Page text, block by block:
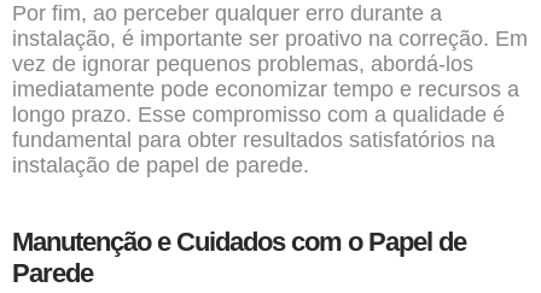
Por fim, ao perceber qualquer erro durante a
instalação, é importante ser proativo na correção. Em
vez de ignorar pequenos problemas, abordá-los
imediatamente pode economizar tempo e recursos a
longo prazo. Esse compromisso com a qualidade é
fundamental para obter resultados satisfatórios na
instalação de papel de parede.
Manutenção e Cuidados com o Papel de
Parede